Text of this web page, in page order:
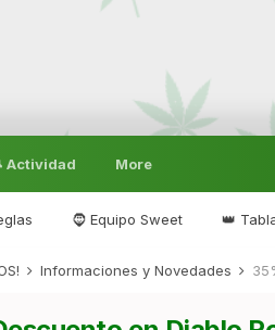
🧔 Equipo Sweet 👑
Actividad More
Informaciones y Novedades